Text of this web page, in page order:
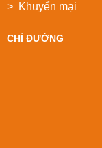
> Khuyển mại
CHỈ ĐƯỜNG